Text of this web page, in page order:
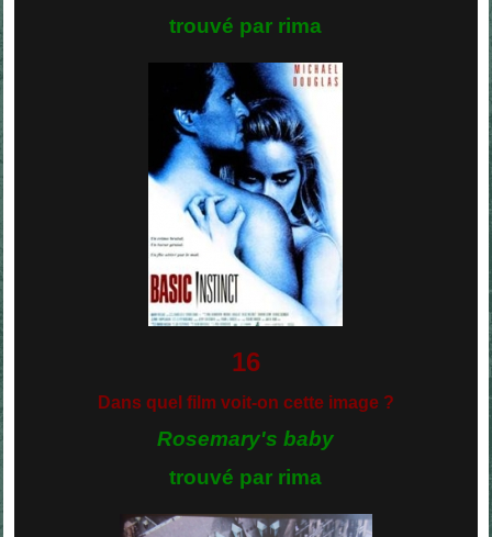
trouvé par rima
16
Dans quel film voit-on cette image ?
Rosemary's baby
trouvé par rima